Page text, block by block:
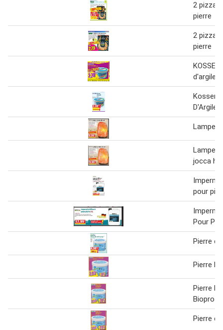
2 pizzas
pierre
2 pizzas
pierre
d'argile
Kossem
D'Argile
Lampe
Lampe
jocca
pour
Pour
Pierre
Pierre
Pierre
Biopro
Pierre